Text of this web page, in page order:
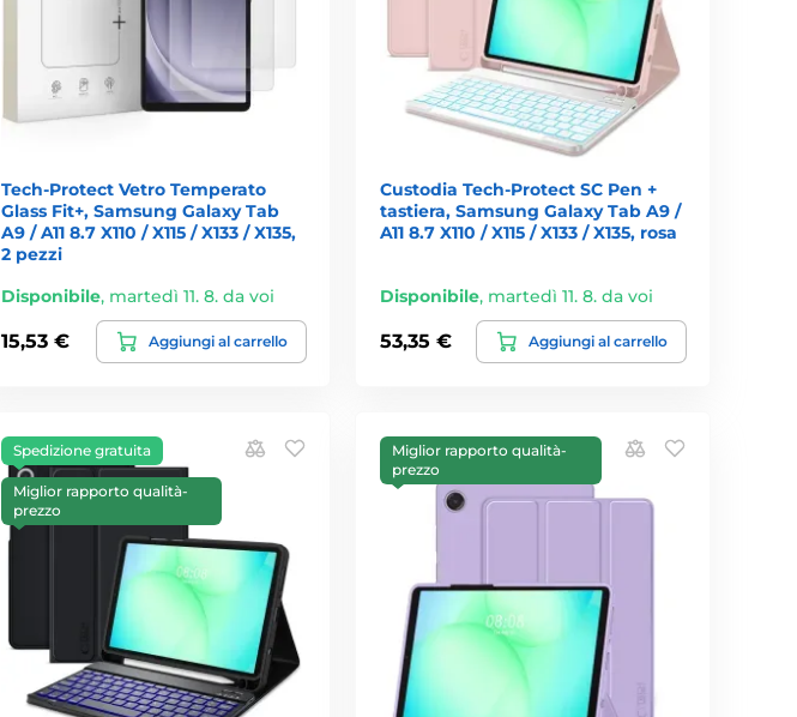
Tech-Protect Vetro Temperato
Glass Fit+, Samsung Galaxy Tab
A9 / A11 8.7 X110 / X115 / X133 / X135,
2 pezzi
Disponibile, martedì 11. 8. da voi
15,53 € Aggiungi al carrello
Custodia Tech-Protect SC Pen +
tastiera, Samsung Galaxy Tab A9 /
A11 8.7 X110 / X115 / X133 / X135, rosa
Disponibile, martedì 11. 8. da voi
53,35 € Aggiungi al carrello
Spedizione gratuita
Miglior rapporto qualità-
prezzo
Miglior rapporto qualità-
prezzo